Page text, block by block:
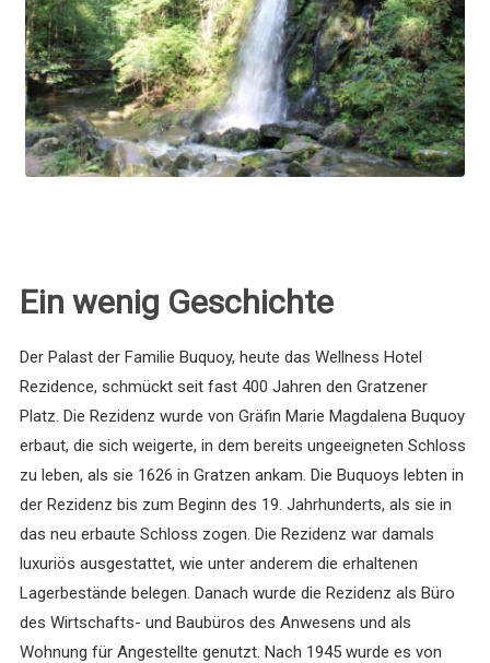
Ein wenig Geschichte
Der Palast der Familie Buquoy, heute das Wellness Hotel
Rezidence, schmückt seit fast 400 Jahren den Gratzener
Platz. Die Rezidenz wurde von Gräfin Marie Magdalena Buquoy
erbaut, die sich weigerte, in dem bereits ungeeigneten Schloss
zu leben, als sie 1626 in Gratzen ankam. Die Buquoys lebten in
der Rezidenz bis zum Beginn des 19. Jahrhunderts, als sie in
das neu erbaute Schloss zogen. Die Rezidenz war damals
luxuriös ausgestattet, wie unter anderem die erhaltenen
Lagerbestände belegen. Danach wurde die Rezidenz als Büro
des Wirtschafts- und Baubüros des Anwesens und als
Wohnung für Angestellte genutzt. Nach 1945 wurde es von